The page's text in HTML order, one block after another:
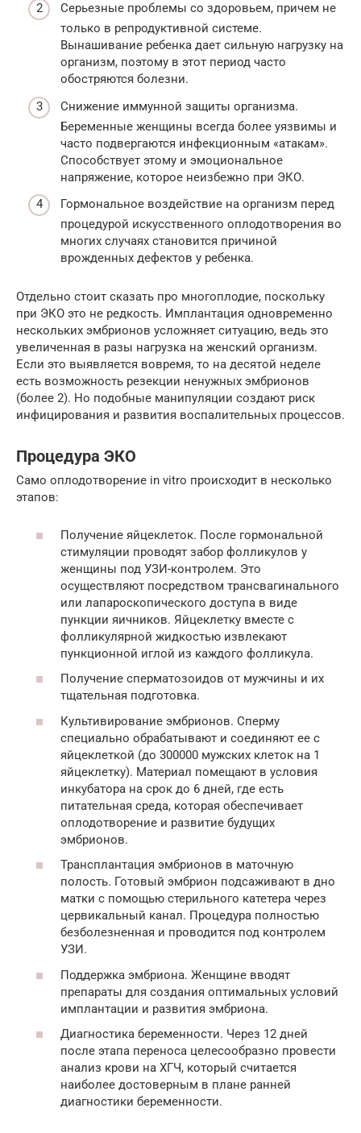
Серьезные проблемы со здоровьем, причем не
только в репродуктивной системе.
Вынашивание ребенка дает сильную нагрузку на
организм, поэтому в этот период часто
обостряются болезни.
Снижение иммунной защиты организма.
Беременные женщины всегда более уязвимы и
часто подвергаются инфекционным «атакам».
Способствует этому и эмоциональное
напряжение, которое неизбежно при ЭКО.
Гормональное воздействие на организм перед
процедурой искусственного оплодотворения во
многих случаях становится причиной
врожденных дефектов у ребенка.
Отдельно стоит сказать про многоплодие, поскольку
при ЭКО это не редкость. Имплантация одновременно
нескольких эмбрионов усложняет ситуацию, ведь это
увеличенная в разы нагрузка на женский организм.
Если это выявляется вовремя, то на десятой неделе
есть возможность резекции ненужных эмбрионов
(более 2). Но подобные манипуляции создают риск
инфицирования и развития воспалительных процессов.
Процедура ЭКО
Само оплодотворение in vitro происходит в несколько
этапов:
Получение яйцеклеток. После гормональной
стимуляции проводят забор фолликулов у
женщины под УЗИ-контролем. Это
осуществляют посредством трансвагинального
или лапароскопического доступа в виде
пункции яичников. Яйцеклетку вместе с
фолликулярной жидкостью извлекают
пункционной иглой из каждого фолликула.
Получение сперматозоидов от мужчины и их
тщательная подготовка.
Культивирование эмбрионов. Сперму
специально обрабатывают и соединяют ее с
яйцеклеткой (до 300000 мужских клеток на 1
яйцеклетку). Материал помещают в условия
инкубатора на срок до 6 дней, где есть
питательная среда, которая обеспечивает
оплодотворение и развитие будущих
эмбрионов.
Трансплантация эмбрионов в маточную
полость. Готовый эмбрион подсаживают в дно
матки с помощью стерильного катетера через
цервикальный канал. Процедура полностью
безболезненная и проводится под контролем
УЗИ.
Поддержка эмбриона. Женщине вводят
препараты для создания оптимальных условий
имплантации и развития эмбриона.
Диагностика беременности. Через 12 дней
после этапа переноса целесообразно провести
анализ крови на ХГЧ, который считается
наиболее достоверным в плане ранней
диагностики беременности.